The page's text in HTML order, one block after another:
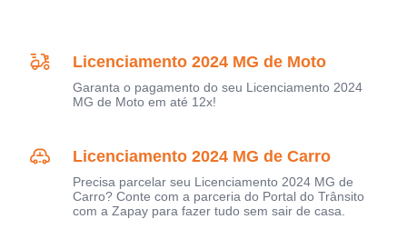
Licenciamento 2024 MG de Moto
Garanta o pagamento do seu Licenciamento 2024
MG de Moto em até 12x!
Licenciamento 2024 MG de Carro
Precisa parcelar seu Licenciamento 2024 MG de
Carro? Conte com a parceria do Portal do Trânsito
com a Zapay para fazer tudo sem sair de casa.